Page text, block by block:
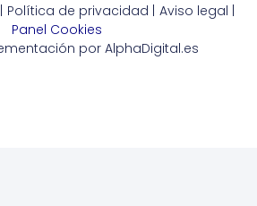
Política de privacidad | Aviso legal |
Panel Cookies
por AlphaDigital.es